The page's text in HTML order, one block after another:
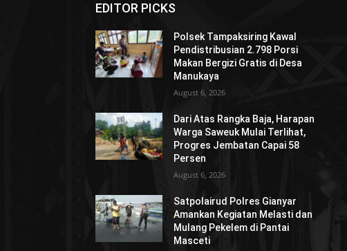
EDITOR PICKS
Polsek Tampaksiring Kawal
Pendistribusian 2.798 Porsi
Makan Bergizi Gratis di Desa
Manukaya
August 6, 2026
Dari Atas Rangka Baja, Harapan
Warga Saweuk Mulai Terlihat,
Progres Jembatan Capai 58
Persen
August 6, 2026
Satpolairud Polres Gianyar
Amankan Kegiatan Melasti dan
Mulang Pekelem di Pantai
Masceti